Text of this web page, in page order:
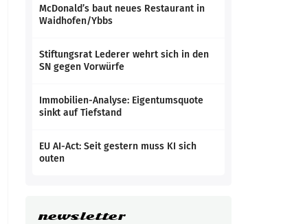
McDonald’s baut neues Restaurant in
Waidhofen/Ybbs
Stiftungsrat Lederer wehrt sich in den
SN gegen Vorwürfe
Immobilien-Analyse: Eigentumsquote
sinkt auf Tiefstand
EU AI-Act: Seit gestern muss KI sich
outen
newsletter